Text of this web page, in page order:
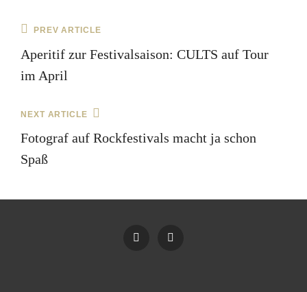
Beitragsnavigation
Previous
PREV ARTICLE
Aperitif zur Festivalsaison: CULTS auf Tour
im April
Next
NEXT ARTICLE
Fotograf auf Rockfestivals macht ja schon
Spaß
Impressum